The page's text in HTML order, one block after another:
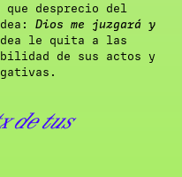
que desprecio del
Dios me juzgará y
le quita a las
de sus actos y
de tus